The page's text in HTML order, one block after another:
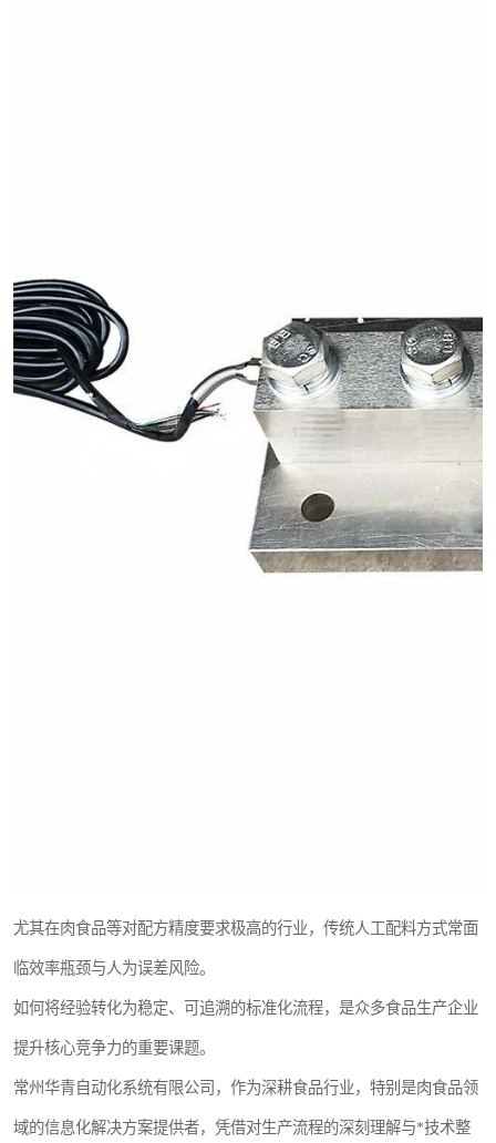
尤其在肉食品等对配方精度要求极高的行业，传统人工配料方式常面
临效率瓶颈与人为误差风险。
如何将经验转化为稳定、可追溯的标准化流程，是众多食品生产企业
提升核心竞争力的重要课题。
常州华青自动化系统有限公司，作为深耕食品行业，特别是肉食品领
域的信息化解决方案提供者，凭借对生产流程的深刻理解与*技术整